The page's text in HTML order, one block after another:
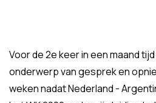
Voor de 2e keer in een maand
onderwerp van gesprek en
weken nadat Nederland -